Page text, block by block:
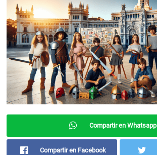
Compartir en Whatsapp
Compartir en Facebook